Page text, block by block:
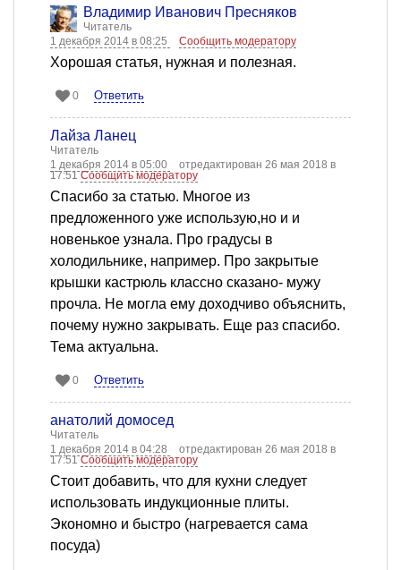
Владимир Иванович Пресняков
Читатель
1 декабря 2014 в 08:25
Сообщить модератору
Хорошая статья, нужная и полезная.
0 Ответить
Лайза Ланец
Читатель
1 декабря 2014 в 05:00
отредактирован 26 мая 2018 в
17:51Сообщить модератору
Спасибо за статью. Многое из
предложенного уже использую,но и и
новенькое узнала. Про градусы в
холодильнике, например. Про закрытые
крышки кастрюль классно сказано- мужу
прочла. Не могла ему доходчиво объяснить,
почему нужно закрывать. Еще раз спасибо.
Тема актуальна.
0 Ответить
анатолий домосед
Читатель
1 декабря 2014 в 04:28
отредактирован 26 мая 2018 в
17:51Сообщить модератору
Стоит добавить, что для кухни следует
использовать индукционные плиты.
Экономно и быстро (нагревается сама
посуда)